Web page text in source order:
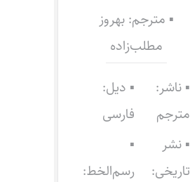
▪ مترجم: بهروز
مطلب‌زاده
▪ ناشر:
مترجم
▪ نشر
تاریخی:
▪ دیل:
فارسی
▪
رسم‌الخط: